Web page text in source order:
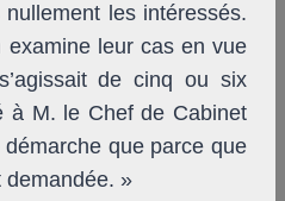
les intéressés.
examine leur cas en vue
de cinq ou six
à M. le Chef de Cabinet
que parce que
demandée. »